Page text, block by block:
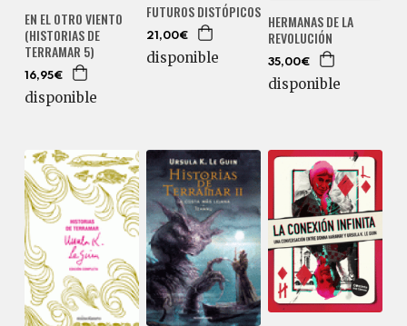
EN EL OTRO VIENTO
(HISTORIAS DE
TERRAMAR 5)
16,95€
disponible
FUTUROS DISTÓPICOS
21,00€
disponible
HERMANAS DE LA
REVOLUCIÓN
35,00€
disponible